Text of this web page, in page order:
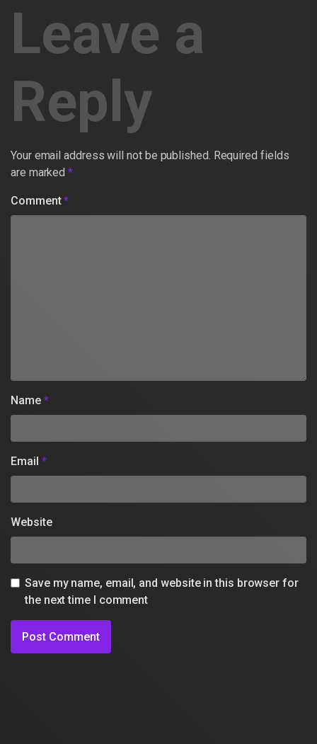
Leave a
Reply
Your email address will not be published. Required fields
are marked*
Comment*
Name *
Email *
Website
Save my name, email, and website in this browser for
the next time I comment